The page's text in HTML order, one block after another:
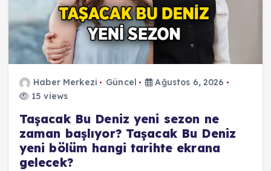
Haber Merkezi Güncel
Ağustos 6, 2026
15 views
Taşacak Bu Deniz yeni sezon ne
zaman başlıyor? Taşacak Bu Deniz
yeni bölüm hangi tarihte ekrana
gelecek?